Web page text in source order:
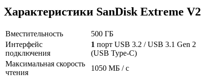
Характеристики SanDisk Extreme V2
Вместительность
500 ГБ
Интерфейс
подключения
1 порт USB 3.2 / USB 3.1 Gen 2
(USB Type-C)
Максимальная скорость
чтения
1050 МБ / с